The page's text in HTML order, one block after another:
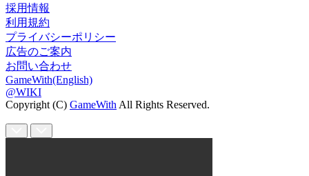
採用情報
利用規約
プライバシーポリシー
広告のご案内
お問い合わせ
GameWith(English)
@WIKI
Copyright (C) GameWith All Rights Reserved.